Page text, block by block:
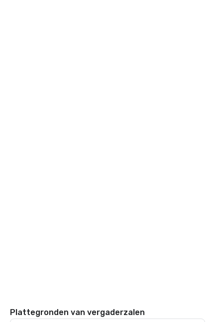
Plattegronden van vergaderzalen